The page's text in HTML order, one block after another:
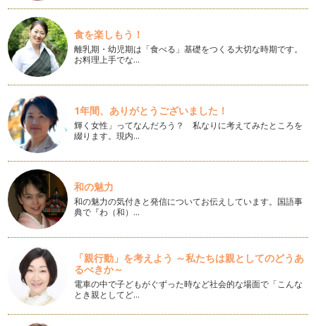
今年はチャレンジ！！桜×こども写真のコツ！
毎年春になると楽しみなのが、桜ですよね。桜とこども写真の
コツをいくつかご紹介致します。 …
モノクロでオシャレなこども写真のコツ！
昔懐かしいものやアンティーク、建物などが似合う「モノク
ロ」で、子ども写真！？ 実は…
新しいことにチャレンジ！ワクワクの表情を撮ろう！
子どもたちのワクワクする表情ってとても素敵ですよね。 そ
んな姿も成長記録としてカメ…
シャボン玉と子ども写真を可愛く撮ってみよう！
ふわふわのシャボン玉と子どもを一緒に撮るのは難しいですよ
ね。 シャボン玉&time…
家族でお出かけ！一日の思い出の写真を残すコツ
今日は家族でお出かけ！ おうちに帰るといつも同じような写
真ばかり、、、とうことはあ…
雪が降ってきた！「子ども」と「雪」の写真を撮るコツ
雪が降ってきた時にカメラで撮影をしても、なんだかイマイ
チ・・・ということもありますよね。 …
食を楽しもう！
離乳期・幼児期は「食べる」基礎をつくる大切な時期です。
お料理上手でな…
1年間、ありがとうございました！
輝く女性」ってなんだろう？ 私なりに考えてみたところを
綴ります。現内…
和の魅力
和の魅力の気付きと発信についてお伝えしています。国語事
典で『わ（和）…
「親行動」を考えよう ～私たちは親としてのどうあ
るべきか～
電車の中で子どもがぐずった時など社会的な場面で「こんな
とき親としてど…